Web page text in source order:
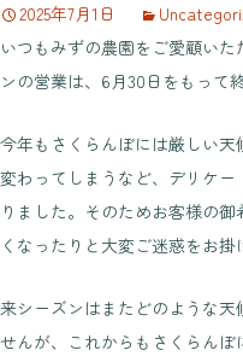
2025年7月1日
いつもみずの農園をご愛顧い
ンの営業は、6月30日をもって
今年もさくらんぼには厳しい
変わってしまうなど、デリケ
りました。そのためお客様の
くなったりと大変ご迷惑をお掛
来シーズンはまたどのような
せんが、これからもさくらん